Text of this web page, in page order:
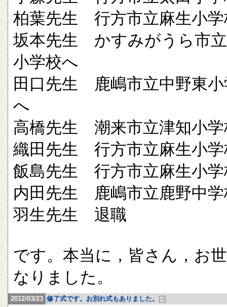
柏葉先生 行方市立麻生小学
坂本先生 かすみがうら市
小学校へ
田口先生 鹿嶋市立中野東小
へ
高橋先生 潮来市立津知小学
織田先生 行方市立麻生小学
飯島先生 行方市立麻生小学
内田先生 鹿嶋市立鹿野中学
羽生先生 退職
です。本当に，皆さん，お
なりました。
2012/03/23 修了式です。お別れ式もありました。